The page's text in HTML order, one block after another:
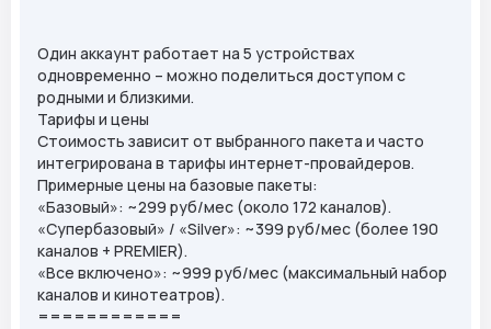
Один аккаунт работает на 5 устройствах
одновременно – можно поделиться доступом с
родными и близкими.
Тарифы и цены
Стоимость зависит от выбранного пакета и часто
интегрирована в тарифы интернет-провайдеров.
Примерные цены на базовые пакеты:
«Базовый»: ~299 руб/мес (около 172 каналов).
«Супербазовый» / «Silver»: ~399 руб/мес (более 190
каналов + PREMIER).
«Все включено»: ~999 руб/мес (максимальный набор
каналов и кинотеатров).
============